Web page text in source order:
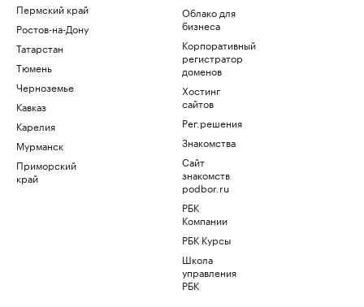
Пермский край
Ростов-на-Дону
Татарстан
Тюмень
Черноземье
Кавказ
Карелия
Мурманск
Приморский
край
Облако для
бизнеса
Корпоративный
регистратор
доменов
Хостинг
сайтов
Рег.решения
Знакомства
Сайт
знакомств
podbor.ru
РБК
Компании
РБК Курсы
Школа
управления
РБК